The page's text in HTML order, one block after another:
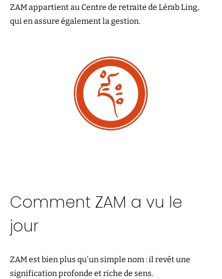
ZAM appartient au Centre de retraite de Lérab Ling,
qui en assure également la gestion.
Comment ZAM a vu le
jour
ZAM est bien plus qu'un simple nom : il revêt une
signification profonde et riche de sens.